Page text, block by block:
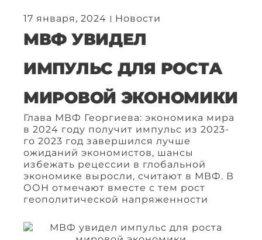
17 января, 2024 Новости
МВФ УВИДЕЛ
ИМПУЛЬС ДЛЯ РОСТА
МИРОВОЙ ЭКОНОМИКИ
Глава МВФ Георгиева: экономика мира
в 2024 году получит импульс из 2023-
го 2023 год завершился лучше
ожиданий экономистов, шансы
избежать рецессии в глобальной
экономике выросли, считают в МВФ. В
ООН отмечают вместе с тем рост
геополитической напряженности